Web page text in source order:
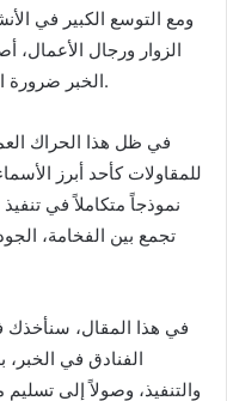
ومع التوسع الكبير في
الزوار ورجال الأعمال،
الخبر ضرورة استراتيجية وليست مجرد خيار استثماري.
في ظل هذا الحراك
للمقاولات كأحد أبرز
نموذجاً متكاملاً في
تجمع بين الفخامة،
في هذا المقال، سنأخذك
الفنادق في الخبر،
والتنفيذ، وصولاً إلى